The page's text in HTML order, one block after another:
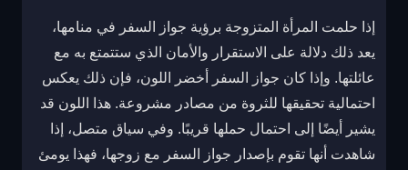
إذا حلمت المرأة المتزوجة برؤية جواز السفر في منامها،
يعد ذلك دلالة على الاستقرار والأمان الذي ستتمتع به مع
عائلتها. وإذا كان جواز السفر أخضر اللون، فإن ذلك يعكس
احتمالية تحقيقها للثروة من مصادر مشروعة. هذا اللون قد
يشير أيضًا إلى احتمال حملها قريبًا. وفي سياق متصل، إذا
شاهدت أنها تقوم بإصدار جواز السفر مع زوجها، فهذا يومئ